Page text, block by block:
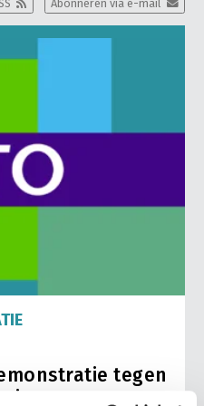
Abonneren via e-mail
tegen